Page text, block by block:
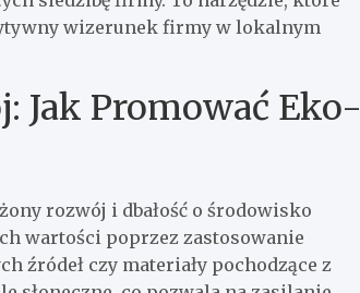
wizerunek firmy w lokalnym
Jak Promować Eko-
rozwój i dbałość o środowisko
wartości poprzez zastosowanie
źródeł czy materiały pochodzące z